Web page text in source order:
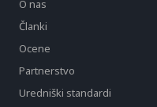
O nas
Članki
Ocene
Partnerstvo
Uredniški standardi